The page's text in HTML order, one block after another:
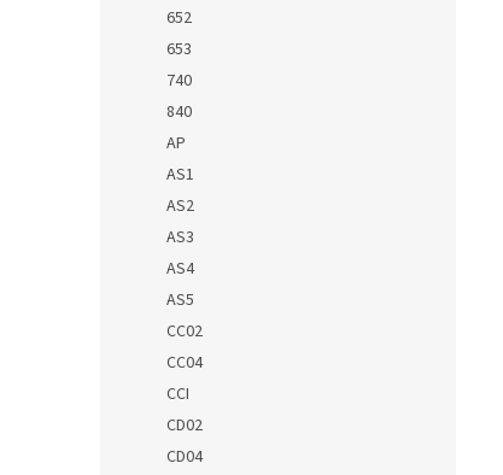
652
653
740
840
AP
AS1
AS2
AS3
AS4
AS5
CC02
CC04
CCI
CD02
CD04